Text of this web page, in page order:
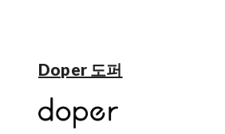
Doper 도퍼